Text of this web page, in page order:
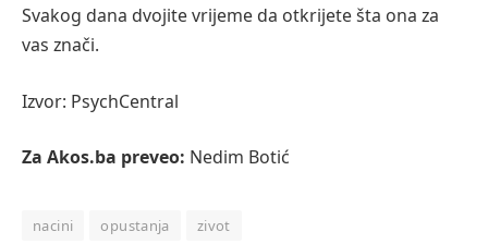
Svakog dana dvojite vrijeme da otkrijete šta ona za
vas znači.
Izvor: PsychCentral
Za Akos.ba preveo: Nedim Botić
nacini opustanja zivot